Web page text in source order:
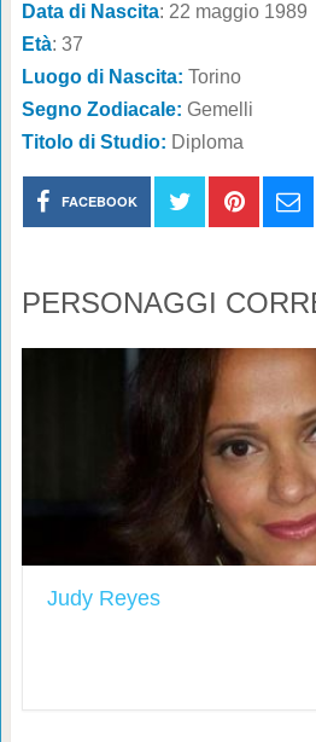
Data di Nascita: 22 maggio 1989
Età: 37
Luogo di Nascita: Torino
Segno Zodiacale: Gemelli
Titolo di Studio: Diploma
FACEBOOK
PERSONAGGI
Judy Reyes